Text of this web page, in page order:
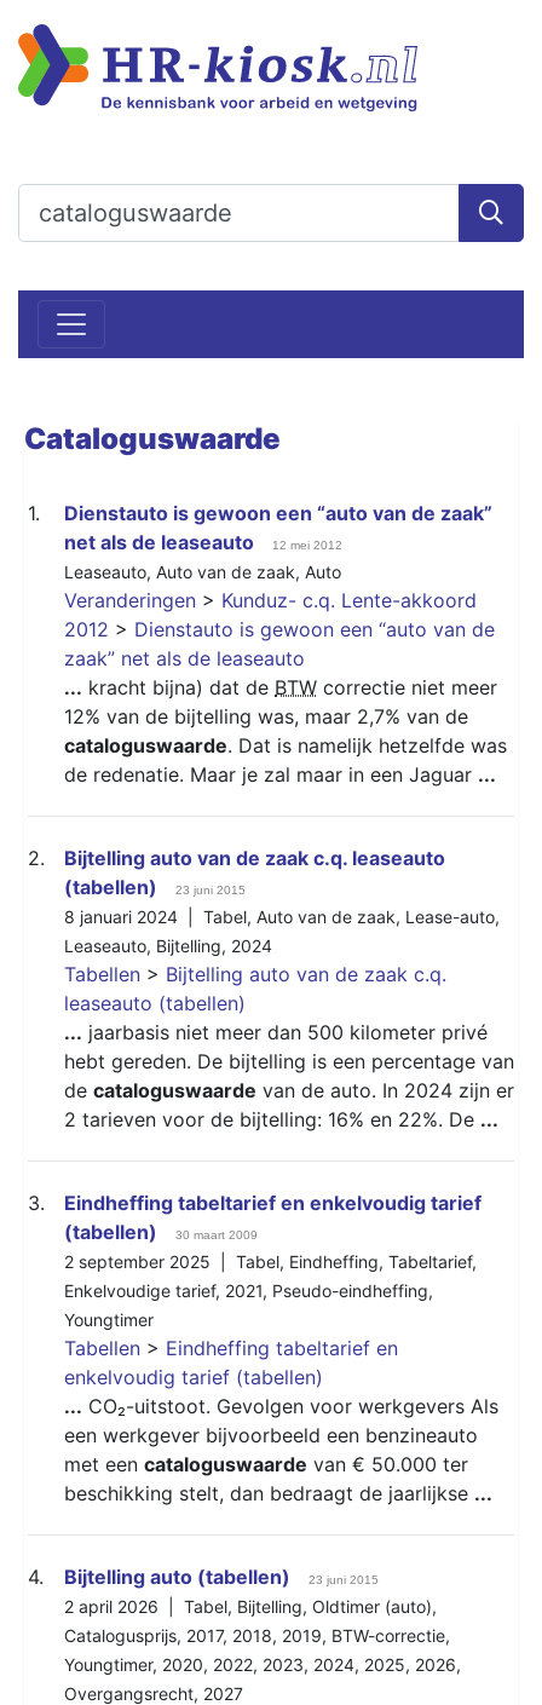
Cataloguswaarde
1.
Dienstauto is gewoon een “auto van de zaak”
net als de leaseauto
12 mei 2012
Leaseauto, Auto van de zaak, Auto
Veranderingen > Kunduz- c.q. Lente-akkoord
2012 > Dienstauto is gewoon een “auto van de
zaak” net als de leaseauto
... kracht bijna) dat de BTW correctie niet meer
12% van de bijtelling was, maar 2,7% van de
cataloguswaarde. Dat is namelijk hetzelfde was
de redenatie. Maar je zal maar in een Jaguar ...
2.
Bijtelling auto van de zaak c.q. leaseauto
(tabellen)
23 juni 2015
8 januari 2024 | Tabel, Auto van de zaak, Lease-auto,
Leaseauto, Bijtelling, 2024
Tabellen > Bijtelling auto van de zaak c.q.
leaseauto (tabellen)
... jaarbasis niet meer dan 500 kilometer privé
hebt gereden. De bijtelling is een percentage van
de cataloguswaarde van de auto. In 2024 zijn er
2 tarieven voor de bijtelling: 16% en 22%. De ...
3.
Eindheffing tabeltarief en enkelvoudig tarief
(tabellen)
30 maart 2009
2 september 2025 | Tabel, Eindheffing, Tabeltarief,
Enkelvoudige tarief, 2021, Pseudo-eindheffing,
Youngtimer
Tabellen > Eindheffing tabeltarief en
enkelvoudig tarief (tabellen)
... CO₂-uitstoot. Gevolgen voor werkgevers Als
een werkgever bijvoorbeeld een benzineauto
met een cataloguswaarde van € 50.000 ter
beschikking stelt, dan bedraagt de jaarlijkse ...
4. Bijtelling auto (tabellen) 23 juni 2015
2 april 2026 | Tabel, Bijtelling, Oldtimer (auto),
Catalogusprijs, 2017, 2018, 2019, BTW-correctie,
Youngtimer, 2020, 2022, 2023, 2024, 2025, 2026,
Overgangsrecht, 2027